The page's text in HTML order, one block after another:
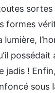
sortes
formes
possédait
jadis !